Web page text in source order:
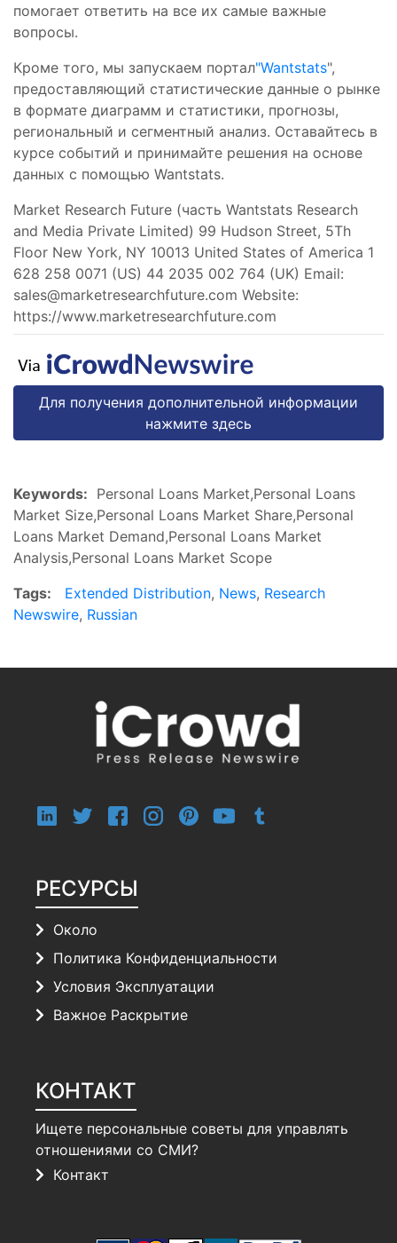
помогает ответить на все их самые важные
вопросы.
Кроме того, мы запускаем портал"Wantstats",
предоставляющий статистические данные о рынке
в формате диаграмм и статистики, прогнозы,
региональный и сегментный анализ. Оставайтесь в
курсе событий и принимайте решения на основе
данных с помощью Wantstats.
Market Research Future (часть Wantstats Research
and Media Private Limited) 99 Hudson Street, 5Th
Floor New York, NY 10013 United States of America 1
628 258 0071 (US) 44 2035 002 764 (UK) Email:
sales@marketresearchfuture.com Website:
https://www.marketresearchfuture.com
Для получения дополнительной информации
нажмите здесь
Keywords: Personal Loans Market,Personal Loans
Market Size,Personal Loans Market Share,Personal
Loans Market Demand,Personal Loans Market
Analysis,Personal Loans Market Scope
Tags:
Extended Distribution, News, Research
Newswire, Russian
РЕСУРСЫ
Около
Политика Конфиденциальности
Условия Эксплуатации
Важное Раскрытие
КОНТАКТ
Ищете персональные советы для управлять
отношениями со СМИ?
Контакт